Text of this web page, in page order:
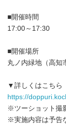
■開催時間
17:00～17:30
■開催場所
丸ノ内緑地（高知
▼詳しくはこちら
https://
※ツーショット撮
※実施内容は予告